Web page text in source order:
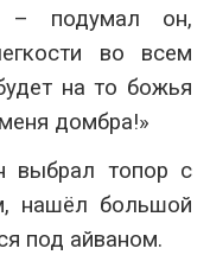
– подумал он,
во всем
на то божья
домбра!»
выбрал топор с
нашёл большой
под айваном.